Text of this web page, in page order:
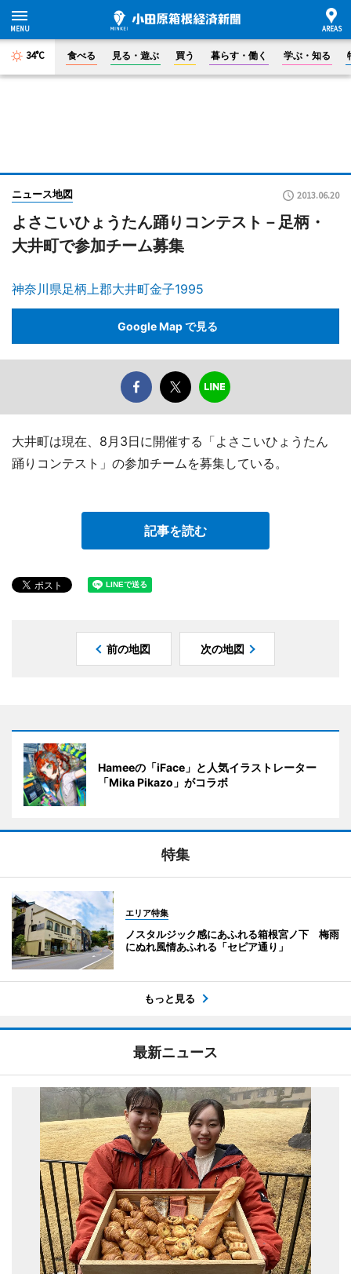
34°C 食べる 見る・遊ぶ 買う 暮らす・働く 学ぶ・知る
ニュース地図 2013.06.20
よさこいひょうたん踊りコンテスト－足柄・
大井町で参加チーム募集
神奈川県足柄上郡大井町金子1995
Google Map で見る
大井町は現在、8月3日に開催する「よさこいひょうたん
踊りコンテスト」の参加チームを募集している。
記事を読む
前の地図 次の地図
Hameeの「iFace」と人気イラストレーター
「Mika Pikazo」がコラボ
特集
エリア特集
ノスタルジック感にあふれる箱根宮ノ下 梅雨
にぬれ風情あふれる「セピア通り」
もっと見る
最新ニュース